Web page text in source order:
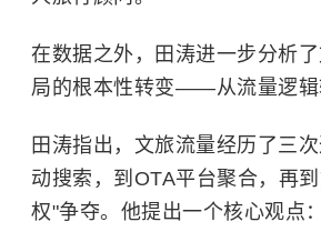
在数据之外，田涛进一步分析
局的根本性转变——从流量逻辑
田涛指出，文旅流量经历了三
动搜索，到OTA平台聚合，再
权"争夺。他提出一个核心观点